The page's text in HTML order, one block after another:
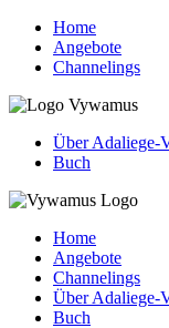
Home
Angebote
Channelings
Über Adaliege-
Buch
Home
Angebote
Channelings
Über Adaliege-
Buch